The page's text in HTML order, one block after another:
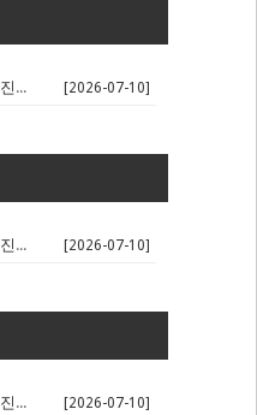
🌍 경기 AI 스타트업 해외 진출 판... [2026-07-10]
🌍 경기 AI 스타트업 해외 진출 판... [2026-07-10]
🌍 경기 AI 스타트업 해외 진출 판... [2026-07-10]